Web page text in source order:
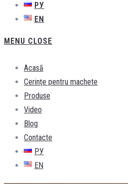
РУ
EN
MENU CLOSE
Acasă
Cerinţe pentru machete
Produse
Video
Blog
Contacte
РУ
EN